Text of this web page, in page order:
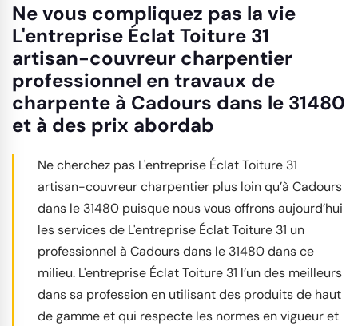
Ne vous compliquez pas la vie
L'entreprise Éclat Toiture 31
artisan-couvreur charpentier
professionnel en travaux de
charpente à Cadours dans le 31480
et à des prix abordab
Ne cherchez pas L'entreprise Éclat Toiture 31
artisan-couvreur charpentier plus loin qu’à Cadours
dans le 31480 puisque nous vous offrons aujourd’hui
les services de L'entreprise Éclat Toiture 31 un
professionnel à Cadours dans le 31480 dans ce
milieu. L'entreprise Éclat Toiture 31 l’un des meilleurs
dans sa profession en utilisant des produits de haut
de gamme et qui respecte les normes en vigueur et